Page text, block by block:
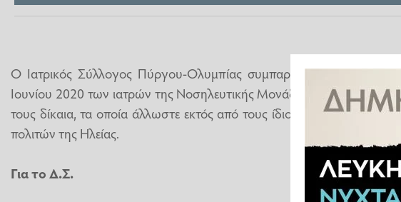
Ο Ιατρικός Σύλλογος Πύργου-Ολυμπίας συμπαρίσταται στην
Ιουνίου 2020 των ιατρών της Νοσηλευτικής Μονάδας Πύργου,
τους δίκαια, τα οποία άλλωστε εκτός από τους ίδιους αφορούν και
πολιτών της Ηλείας.
Για το Δ.Σ.